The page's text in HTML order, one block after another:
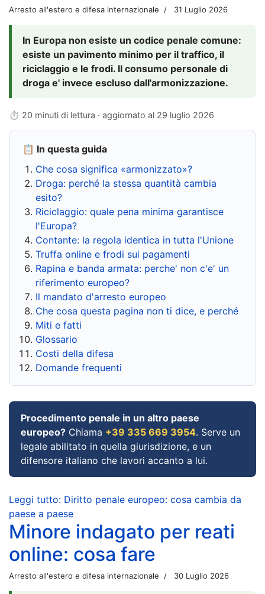
Arresto all'estero e difesa internazionale 31 Luglio 2026
In Europa non esiste un codice penale comune:
esiste un pavimento minimo per il traffico, il
riciclaggio e le frodi. Il consumo personale di
droga e' invece escluso dall'armonizzazione.
⏱ 20 minuti di lettura · aggiornato al 29 luglio 2026
📋 In questa guida
Che cosa significa «armonizzato»?
Droga: perché la stessa quantità cambia
esito?
Riciclaggio: quale pena minima garantisce
l'Europa?
Contante: la regola identica in tutta l'Unione
Truffa online e frodi sui pagamenti
Rapina e banda armata: perche' non c'e' un
riferimento europeo?
Il mandato d'arresto europeo
Che cosa questa pagina non ti dice, e perché
Miti e fatti
Glossario
Costi della difesa
Domande frequenti
Procedimento penale in un altro paese
europeo? Chiama +39 335 669 3954. Serve un
legale abilitato in quella giurisdizione, e un
difensore italiano che lavori accanto a lui.
Leggi tutto: Diritto penale europeo: cosa cambia da
paese a paese
Minore indagato per reati
online: cosa fare
Arresto all'estero e difesa internazionale 30 Luglio 2026